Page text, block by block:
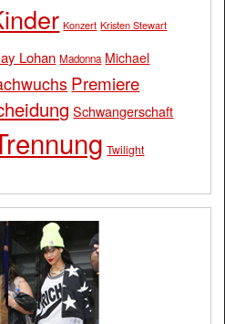
Konzert Kristen Stewart
Lohan Madonna Michael
Premiere
Schwangerschaft
Twilight